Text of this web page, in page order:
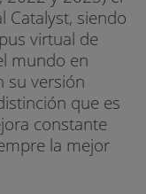
y
MongoDB o
y Spark
hadoop
de
Catalyst, siendo
virtual de
mundo en
su versión
que es
constante
la mejor